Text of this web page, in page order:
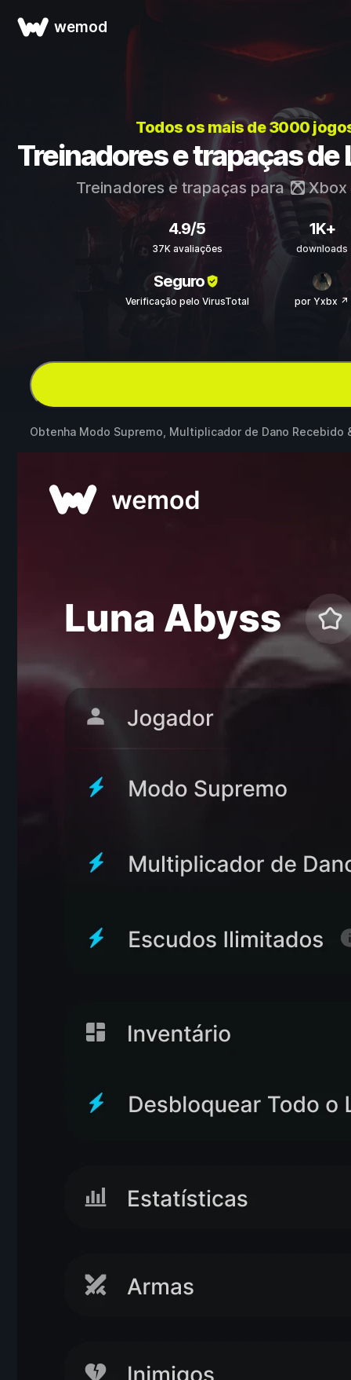
wemod
Todos os mais de 3000
Treinadores e trapaças de
Treinadores e trapaças para Xbox
4.9/5
37K avaliações
1K+
downloads
Seguro
Verificação pelo VirusTotal por Yxbx ↗
Obtenha Modo Supremo, Multiplicador de Dano Recebido